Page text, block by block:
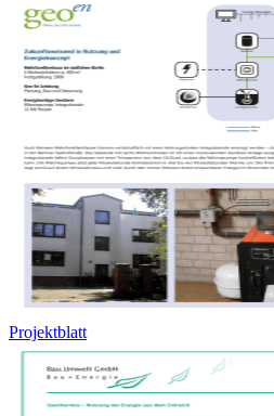
Projektblatt